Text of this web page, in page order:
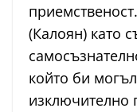
(Калоян) като
който би
изключително